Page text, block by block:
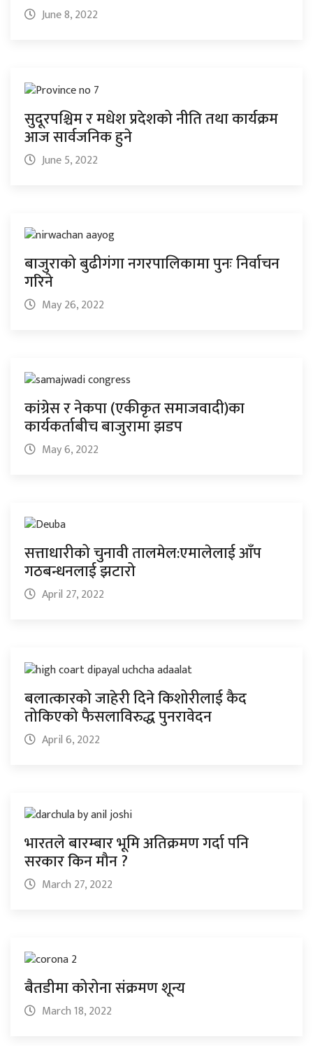
June 8, 2022
सुदूरपश्चिम र मधेश प्रदेशको नीति तथा कार्यक्रम
आज सार्वजनिक हुने
June 5, 2022
बाजुराको बुढीगंगा नगरपालिकामा पुनः निर्वाचन
गरिने
May 26, 2022
कांग्रेस र नेकपा (एकीकृत समाजवादी)का
कार्यकर्ताबीच बाजुरामा झडप
May 6, 2022
सत्ताधारीको चुनावी तालमेल:एमालेलाई आँप
गठबन्धनलाई झटारो
April 27, 2022
बलात्कारको जाहेरी दिने किशोरीलाई कैद
तोकिएको फैसलाविरुद्ध पुनरावेदन
April 6, 2022
भारतले बारम्बार भूमि अतिक्रमण गर्दा पनि
सरकार किन मौन ?
March 27, 2022
बैतडीमा कोरोना संक्रमण शून्य
March 18, 2022